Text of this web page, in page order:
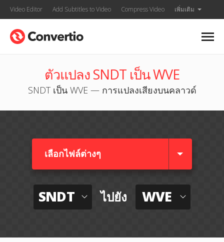
Video Editor Add Subtitles to Video Compress Video เพิ่มเติม
ตัวแปลง SNDT เป็น WVE
SNDT เป็น WVE — การแปลงเสียงบนคลาวด์
เลือกไฟล์ต่างๆ​
SNDT ไปยัง WVE